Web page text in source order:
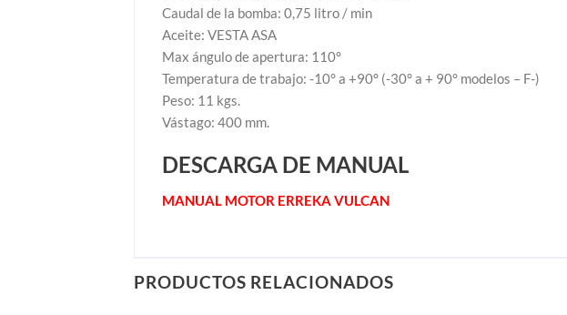
Caudal de la bomba: 0,75 litro / min
Aceite: VESTA ASA
Max ángulo de apertura: 110°
Temperatura de trabajo: -10° a +90° (-30° a + 90° modelos – F-)
Peso: 11 kgs.
Vástago: 400 mm.
DESCARGA DE MANUAL
MANUAL MOTOR ERREKA VULCAN
PRODUCTOS RELACIONADOS